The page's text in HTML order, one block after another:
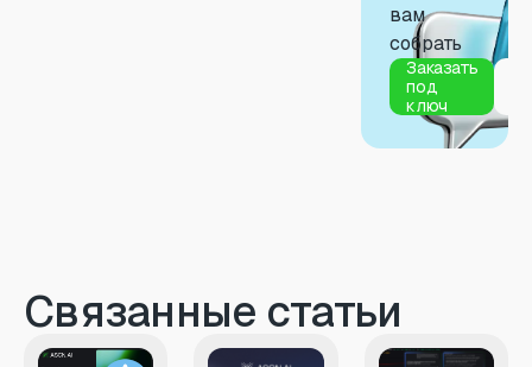
вам
собрать
Заказать
под
ключ
Связанные статьи